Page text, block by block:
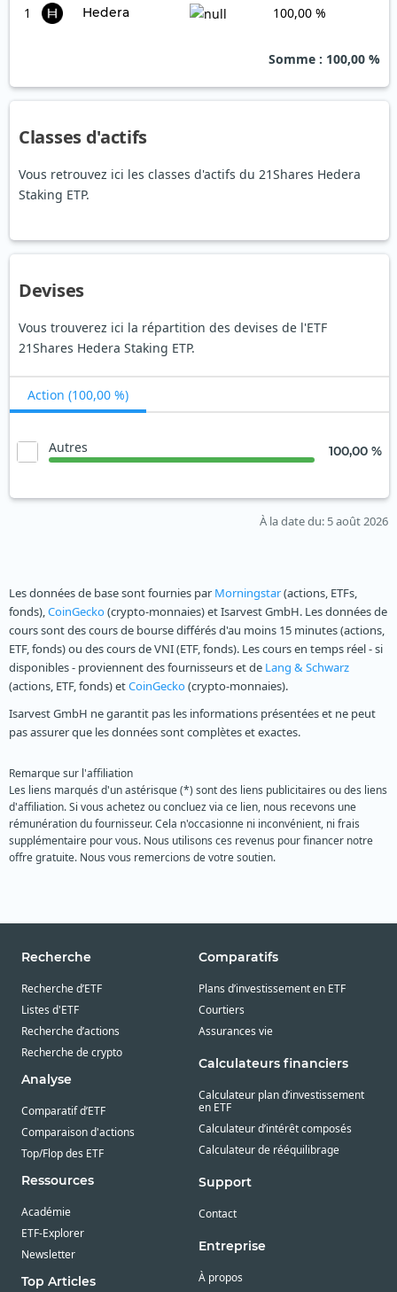
1 Hedera 100,00 %
Somme : 100,00 %
Classes d'actifs
Vous retrouvez ici les classes d'actifs du 21Shares Hedera
Staking ETP.
Devises
Vous trouverez ici la répartition des devises de l'ETF
21Shares Hedera Staking ETP.
Action (100,00 %)
Autres 100,00 %
À la date du: 5 août 2026
Les données de base sont fournies par Morningstar(actions, ETFs,
fonds),CoinGecko(crypto-monnaies) et Isarvest GmbH. Les données de
cours sont des cours de bourse différés d'au moins 15 minutes (actions,
ETF, fonds) ou des cours de VNI (ETF, fonds). Les cours en temps réel - si
disponibles - proviennent des fournisseurs et de Lang & Schwarz
(actions, ETF, fonds) etCoinGecko(crypto-monnaies).
Isarvest GmbH ne garantit pas les informations présentées et ne peut
pas assurer que les données sont complètes et exactes.
Remarque sur l'affiliation
Les liens marqués d'un astérisque (*) sont des liens publicitaires ou des liens
d'affiliation. Si vous achetez ou concluez via ce lien, nous recevons une
rémunération du fournisseur. Cela n'occasionne ni inconvénient, ni frais
supplémentaire pour vous. Nous utilisons ces revenus pour financer notre
offre gratuite. Nous vous remercions de votre soutien.
Recherche
Recherche d’ETF
Listes d'ETF
Recherche d’actions
Recherche de crypto
Analyse
Comparatif d’ETF
Comparaison d'actions
Top/Flop des ETF
Ressources
Académie
ETF-Explorer
Newsletter
Top Articles
Comparatifs
Plans d’investissement en ETF
Courtiers
Assurances vie
Calculateurs financiers
Calculateur plan d’investissement
en ETF
Calculateur d’intérêt composés
Calculateur de rééquilibrage
Support
Contact
Entreprise
À propos